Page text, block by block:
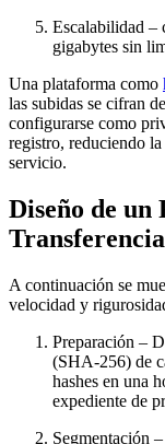
Escalabilidad –
gigabytes sin
Una plataforma como
las subidas se cifran
configurarse como
registro, reduciendo
servicio.
Diseño de un
A continuación se
velocidad y
Preparación –
(SHA‑256) de
hashes en una
expediente de
Segmentación